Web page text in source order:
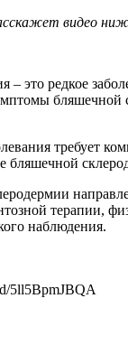
видео
– это редкое
бляшечной
требует
бляшечной
терапии,
наблюдения.
5ll5BpmJBQA